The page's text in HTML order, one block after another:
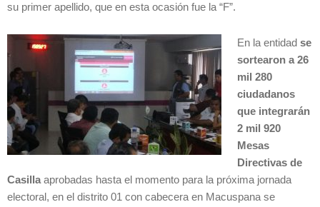
su primer apellido, que en esta ocasión fue la “F”.
En la entidad se
sortearon a 26
mil 280
ciudadanos
que integrarán
2 mil 920
Mesas
Directivas de
Casilla aprobadas hasta el momento para la próxima jornada
electoral, en el distrito 01 con cabecera en Macuspana se